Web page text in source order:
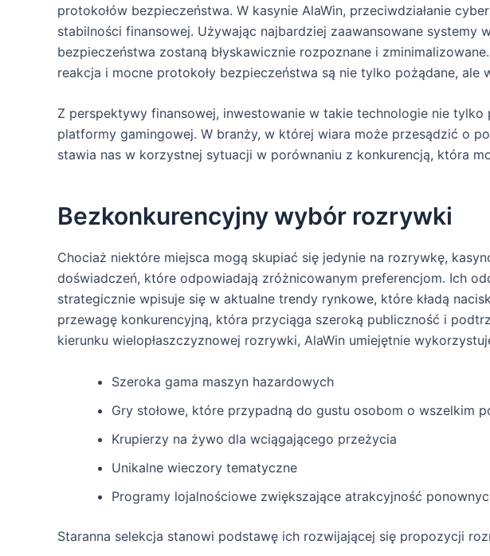
protokołów bezpieczeństwa. W kasynie AlaWin, przeciwdziałanie
stabilności finansowej. Używając najbardziej zaawansowane systemy
bezpieczeństwa zostaną błyskawicznie rozpoznane i
reakcja i mocne protokoły bezpieczeństwa są nie tylko pożądane, ale
Z perspektywy finansowej, inwestowanie w takie technologie nie
platformy gamingowej. W branży, w której wiara może przesądzić o
stawia nas w korzystnej sytuacji w porównaniu z konkurencją, która
Bezkonkurencyjny wybór rozrywki
Chociaż niektóre miejsca mogą skupiać się jedynie na rozrywkę,
doświadczeń, które odpowiadają zróżnicowanym preferencjom. Ich
strategicznie wpisuje się w aktualne trendy rynkowe, które kładą
przewagę konkurencyjną, która przyciąga szeroką publiczność i
kierunku wielopłaszczyznowej rozrywki, AlaWin umiejętnie
Szeroka gama maszyn hazardowych
Gry stołowe, które przypadną do gustu osobom o wszelkim
Krupierzy na żywo dla wciągającego przeżycia
Unikalne wieczory tematyczne
Programy lojalnościowe zwiększające atrakcyjność
Staranna selekcja stanowi podstawę ich rozwijającej się propozycji